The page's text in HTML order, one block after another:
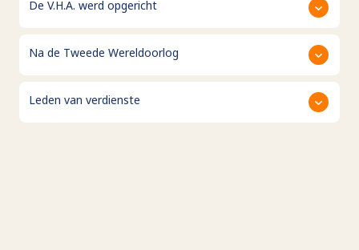
De V.H.A. werd opgericht
Na de Tweede Wereldoorlog
Leden van verdienste